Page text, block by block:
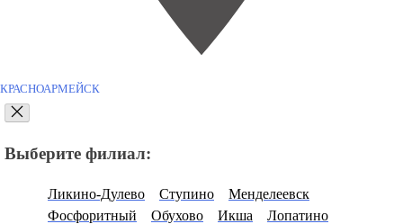
КРАСНОАРМЕЙСК
Выберите филиал:
Ликино-Дулево Ступино
Менделеевск
Фосфоритный
Обухово Икша
Лопатино